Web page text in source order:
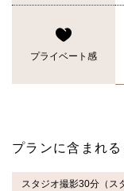
プライベート感
プランに含まれ
スタジオ撮影30分（ス